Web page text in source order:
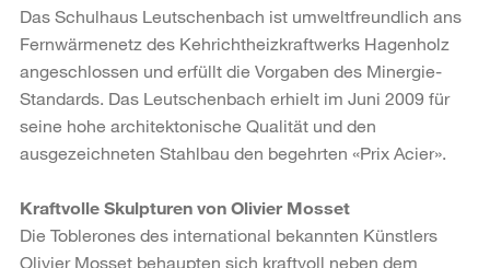
Das Schulhaus Leutschenbach ist umweltfreundlich ans
Fernwärmenetz des Kehrichtheizkraftwerks Hagenholz
angeschlossen und erfüllt die Vorgaben des Minergie-
Standards. Das Leutschenbach erhielt im Juni 2009 für
seine hohe architektonische Qualität und den
ausgezeichneten Stahlbau den begehrten «Prix Acier».
Kraftvolle Skulpturen von Olivier Mosset
Die Toblerones des international bekannten Künstlers
Olivier Mosset behaupten sich kraftvoll neben dem